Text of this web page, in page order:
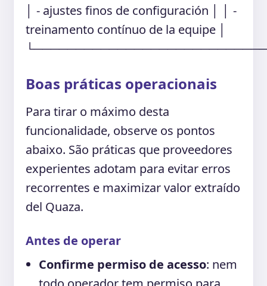
│ - ajustes finos de configuración │ │ -
treinamento contínuo de la equipe │
Boas práticas operacionais
Para tirar o máximo desta
funcionalidade, observe os pontos
abaixo. São práticas que proveedores
experientes adotam para evitar erros
recorrentes e maximizar valor extraído
del Quaza.
Antes de operar
Confirme permiso de acesso: nem